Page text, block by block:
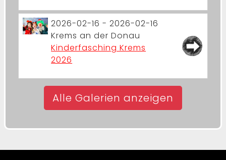
2026-02-16 - 2026-02-16
Krems an der Donau
Kinderfasching Krems
2026
Alle Galerien anzeigen